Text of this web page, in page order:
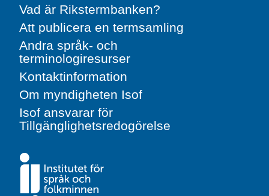
Vad är Rikstermbanken?
Att publicera en termsamling
Andra språk- och
terminologiresurser
Kontaktinformation
Om myndigheten Isof
Isof ansvarar för
Tillgänglighetsredogörelse